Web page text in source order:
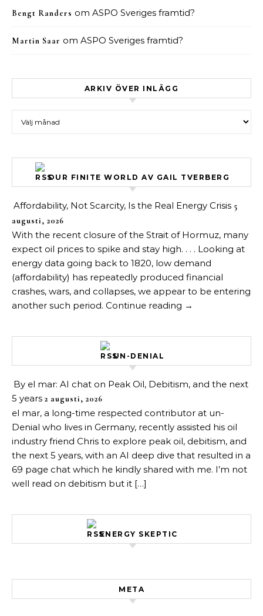
Bengt Randers om ASPO Sveriges framtid?
Martin Saar om ASPO Sveriges framtid?
ARKIV ÖVER INLÄGG
OUR FINITE WORLD AV GAIL TVERBERG
Affordability, Not Scarcity, Is the Real Energy Crisis 5
augusti, 2026
With the recent closure of the Strait of Hormuz, many
expect oil prices to spike and stay high. . . . Looking at
energy data going back to 1820, low demand
(affordability) has repeatedly produced financial
crashes, wars, and collapses, we appear to be entering
another such period. Continue reading →
UN-DENIAL
By el mar: AI chat on Peak Oil, Debitism, and the next
5 years 2 augusti, 2026
el mar, a long-time respected contributor at un-
Denial who lives in Germany, recently assisted his oil
industry friend Chris to explore peak oil, debitism, and
the next 5 years, with an AI deep dive that resulted in a
69 page chat which he kindly shared with me. I’m not
well read on debitism but it […]
ENERGY SKEPTIC
META